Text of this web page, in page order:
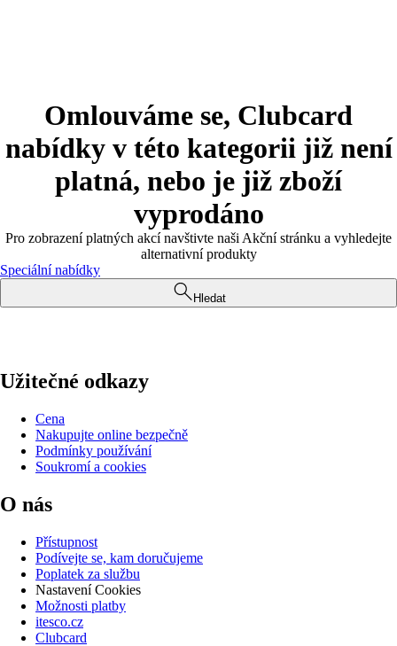
Omlouváme se, Clubcard
nabídky v této kategorii již není
platná, nebo je již zboží
vyprodáno
Pro zobrazení platných akcí navštivte naši Akční stránku a vyhledejte
alternativní produkty
Speciální nabídky
Hledat
Užitečné odkazy
Cena
Nakupujte online bezpečně
Podmínky používání
Soukromí a cookies
O nás
Přístupnost
Podívejte se, kam doručujeme
Poplatek za službu
Nastavení Cookies
Možnosti platby
itesco.cz
Clubcard